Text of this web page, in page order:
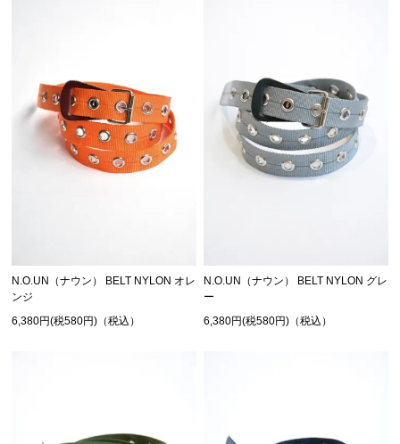
N.O.UN（ナウン） BELT NYLON オレ
ンジ
6,380円(税580円)（税込）
N.O.UN（ナウン） BELT NYLON グレ
ー
6,380円(税580円)（税込）